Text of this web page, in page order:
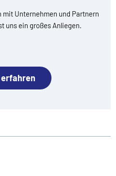
mit Unternehmen und Partnern
uns ein großes Anliegen.
erfahren